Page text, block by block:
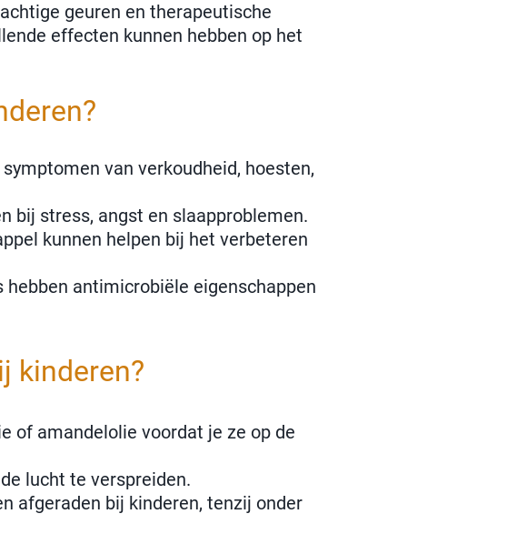
geuren en therapeutische
effecten kunnen hebben op het
van verkoudheid, hoesten,
bij stress, angst en slaapproblemen.
kunnen helpen bij het verbeteren
antimicrobiële eigenschappen
kinderen?
of amandelolie voordat je ze op de
lucht te verspreiden.
afgeraden bij kinderen, tenzij onder